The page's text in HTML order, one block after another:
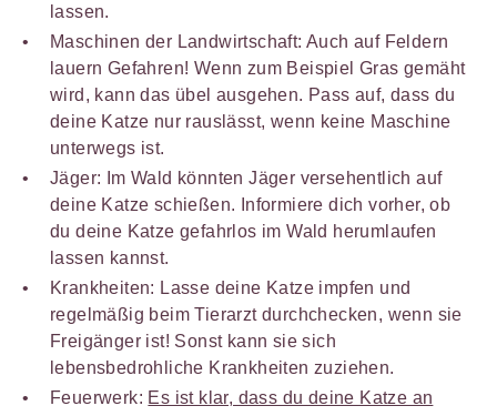
lassen.
Maschinen der Landwirtschaft: Auch auf Feldern
lauern Gefahren! Wenn zum Beispiel Gras gemäht
wird, kann das übel ausgehen. Pass auf, dass du
deine Katze nur rauslässt, wenn keine Maschine
unterwegs ist.
Jäger: Im Wald könnten Jäger versehentlich auf
deine Katze schießen. Informiere dich vorher, ob
du deine Katze gefahrlos im Wald herumlaufen
lassen kannst.
Krankheiten: Lasse deine Katze impfen und
regelmäßig beim Tierarzt durchchecken, wenn sie
Freigänger ist! Sonst kann sie sich
lebensbedrohliche Krankheiten zuziehen.
Feuerwerk: Es ist klar, dass du deine Katze an